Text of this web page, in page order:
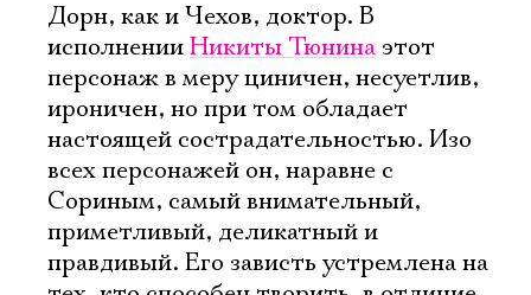
Дорн, как и Чехов, доктор. В
исполненииНикиты Тюнина этот
персонаж в меру циничен, несуетлив,
ироничен, но при том обладает
настоящей сострадательностью. Изо
всех персонажей он, наравне с
Сориным, самый внимательный,
приметливый, деликатный и
правдивый. Его зависть устремлена на